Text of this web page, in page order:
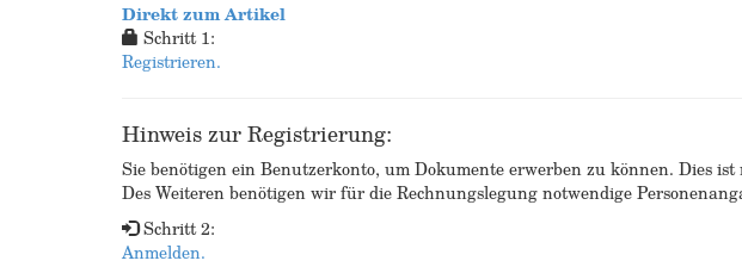
Direkt zum Artikel
Schritt 1:
Registrieren.
Hinweis zur Registrierung:
Sie benötigen ein Benutzerkonto, um Dokumente erwerben zu können. Dies
Des Weiteren benötigen wir für die Rechnungslegung notwendige
Schritt 2:
Anmelden.